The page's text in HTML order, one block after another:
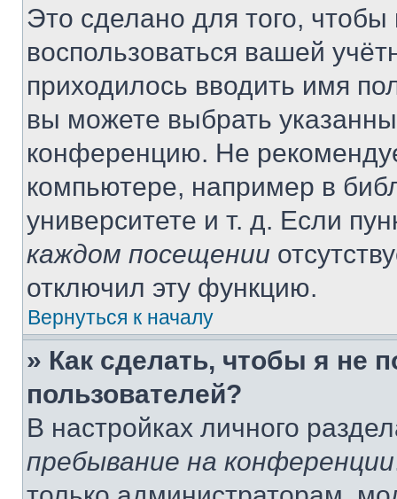
Это сделано для того, чтобы
воспользоваться вашей
приходилось вводить имя
вы можете выбрать
конференцию. Не
компьютере, например в
университете и т. д. Если
каждом посещении
отключил эту функцию.
Вернуться к началу
» Как сделать, чтобы я не
пользователей?
В настройках личного
пребывание на конференции